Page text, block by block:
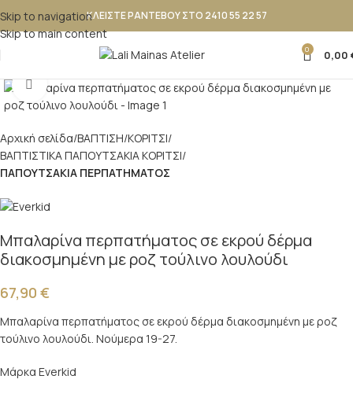
Skip to navigation
Skip to main content
ΚΛΕΙΣΤΕ ΡΑΝΤΕΒΟΥ ΣΤΟ 2410 55 22 57
0 0,00
Κλικ για μεγέθυνση
Αρχική σελίδα ΒΑΠΤΙΣΗ ΚΟΡΙΤΣΙ
ΒΑΠΤΙΣΤΙΚΑ ΠΑΠΟΥΤΣΑΚΙΑ ΚΟΡΙΤΣΙ
ΠΑΠΟΥΤΣΑΚΙΑ ΠΕΡΠΑΤΗΜΑΤΟΣ
Μπαλαρίνα περπατήματος σε εκρού δέρμα
διακοσμημένη με ροζ τούλινο λουλούδι
67,90 €
Μπαλαρίνα περπατήματος σε εκρού δέρμα διακοσμημένη με ροζ
τούλινο λουλούδι. Νούμερα 19-27.
Μάρκα Everkid